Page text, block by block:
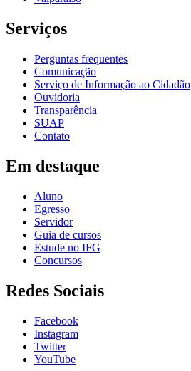
Serviços
Perguntas frequentes
Comunicação
Serviço de Informação ao Cidadão
Ouvidoria
Transparência
SUAP
Contato
Em destaque
Aluno
Egresso
Servidor
Guia de cursos
Estude no IFG
Concursos
Redes Sociais
Facebook
Instagram
Twitter
YouTube